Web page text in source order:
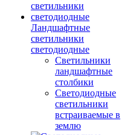
Ландшафтные
светильники
светодиодные
Светильники
ландшафтные
столбики
Светодиодные
светильники
встраиваемые в
землю